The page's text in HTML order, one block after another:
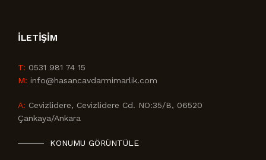
İLETIŞIM
T: 0531 981 74 15
M: info@hasancavdarmimarlik.com
A: Cevizlidere, Cevizlidere Cd. NO:35/B, 06520
Çankaya/Ankara
KONUMU GÖRÜNTÜLE